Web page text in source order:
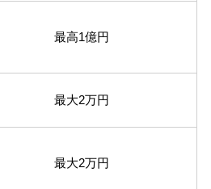
最高1億円
最大2万円
最大2万円